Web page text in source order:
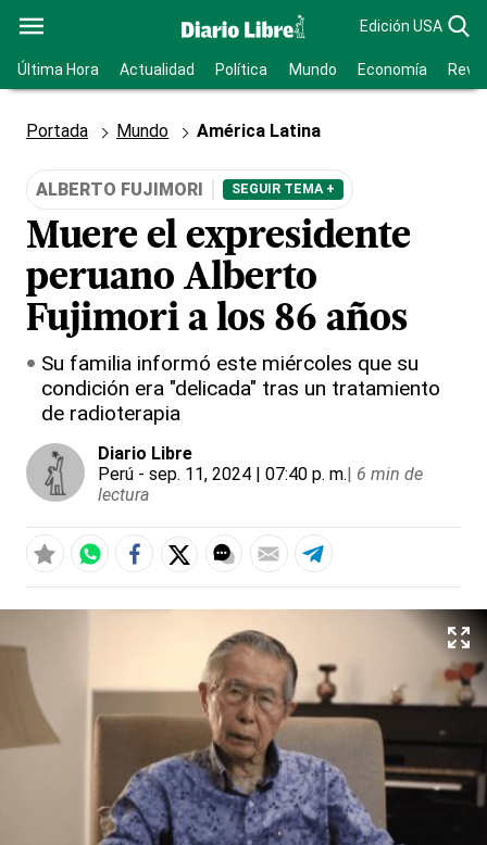
Edición USA
Última Hora Actualidad Política Mundo Economía
Portada Mundo América Latina
ALBERTO FUJIMORI SEGUIR TEMA +
Muere el expresidente
peruano Alberto
Fujimori a los 86 años
Su familia informó este miércoles que su
condición era "delicada" tras un tratamiento
de radioterapia
Diario Libre
Perú - sep. 11, 2024 | 07:40 p. m.| 6 min de
lectura